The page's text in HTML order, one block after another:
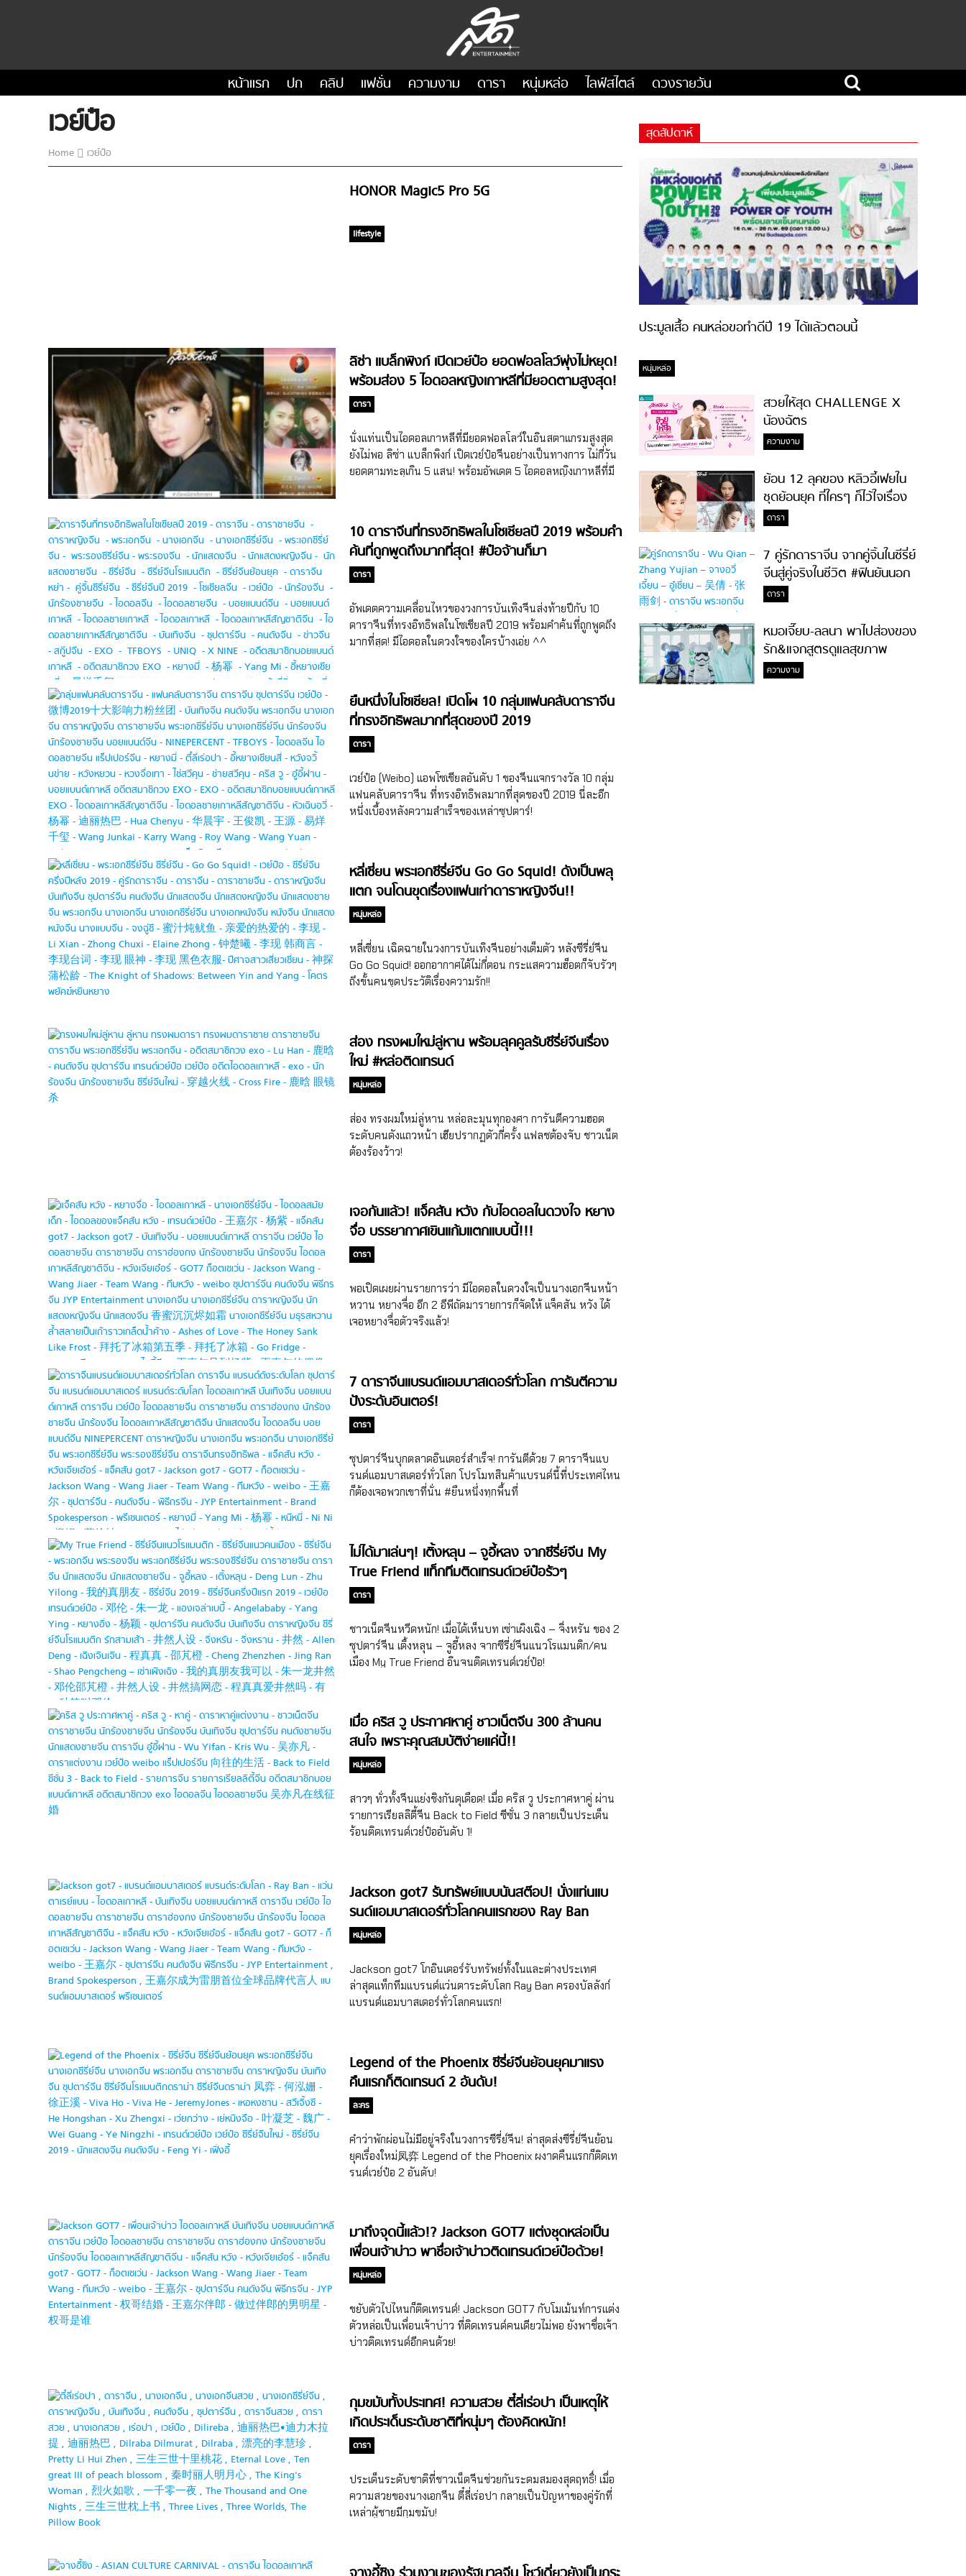
หน้าแรก ปก คลิป แฟชั่น ความงาม ดารา หนุ่มหล่อ ไลฟ์สไตล์ ดวงรายวัน
เวย์ป๋อ
Home เวย์ป๋อ
HONOR Magic5 Pro 5G
lifestyle
ลิซ่า แบล็กพิงก์ เปิดเวย์ป๋อ ยอดฟอลโลว์พุ่งไม่หยุด!
พร้อมส่อง 5 ไอดอลหญิงเกาหลีที่มียอดตามสูงสุด!
ดารา
นั่งแท่นเป็นไอดอลเกาหลีที่มียอดฟอลโลว์ในอินสตาแกรมสูงสุด
ยังไม่พอ ลิซ่า แบล็กพิงก์ เปิดเวย์ป๋อจีนอย่างเป็นทางการ ไม่กี่วัน
ยอดตามทะลุเกิน 5 แสน! พร้อมอัพเดต 5 ไอดอลหญิงเกาหลีที่มี
10 ดาราจีนที่ทรงอิทธิพลในโซเชียลปี 2019 พร้อมคำ
ค้นที่ถูกพูดถึงมากที่สุด! #ป๋อจ้านก็มา
ดารา
อัพเดตความเคลื่อนไหวของวงการบันเทิงจีนส่งท้ายปีกับ 10
ดาราจีนที่ทรงอิทธิพลในโซเชียลปี 2019 พร้อมคำค้นที่ถูกพูดถึง
มากที่สุด! มีไอดอลในดวงใจของใครบ้างเอ่ย ^^
ยืนหนึ่งในโซเชียล! เปิดโผ 10 กลุ่มแฟนคลับดาราจีน
ที่ทรงอิทธิพลมากที่สุดของปี 2019
ดารา
เวย์ป๋อ (Weibo) แอพโซเชียลอันดับ 1 ของจีนแจกรางวัล 10 กลุ่ม
แฟนคลับดาราจีน ที่ทรงอิทธิพลมากที่สุดของปี 2019 นี่ละอีก
หนึ่งเบื้องหลังความสำเร็จของเหล่าซุปตาร์!
หลี่เซี่ยน พระเอกซีรี่ย์จีน Go Go Squid! ดังเป็นพลุ
แตก จนโดนขุดเรื่องแฟนเก่าดาราหญิงจีน!!
หนุ่มหล่อ
หลี่เซี่ยน เฉิดฉายในวงการบันเทิงจีนอย่างเต็มตัว หลังซีรี่ย์จีน
Go Go Squid! ออกอากาศได้ไม่กี่ตอน กระแสความฮ็อตก็จับรัวๆ
ถึงขั้นคนขุดประวัติเรื่องความรัก!!
ส่อง ทรงผมใหม่ลู่หาน พร้อมลุคคูลรับซีรี่ย์จีนเรื่อง
ใหม่ #หล่อติดเทรนด์
หนุ่มหล่อ
ส่อง ทรงผมใหม่ลู่หาน หล่อละมุนทุกองศา การันตีความฮอต
ระดับคนดังแถวหน้า เฮียปรากฏตัวกี่ครั้ง แฟลชต้องจับ ชาวเน็ต
ต้องร้องว้าว!
เจอกันแล้ว! แจ็คสัน หวัง กับไอดอลในดวงใจ หยาง
จื่อ บรรยากาศเขินแก้มแตกแบบนี้!!!
ดารา
พอเปิดเผยผ่านรายการว่า มีไอดอลในดวงใจเป็นนางเอกจีนหน้า
หวาน หยางจื่อ อีก 2 อีพีถัดมารายการก็จัดให้ แจ็คสัน หวัง ได้
เจอหยางจื่อตัวจริงแล้ว!
7 ดาราจีนแบรนด์แอมบาสเดอร์ทั่วโลก การันตีความ
ปังระดับอินเตอร์!
ดารา
ซุปตาร์จีนบุกตลาดอินเตอร์สำเร็จ! การันตีด้วย 7 ดาราจีนแบ
รนด์แอมบาสเดอร์ทั่วโลก โปรโมทสินค้าแบรนด์นี้ที่ประเทศไหน
ก็ต้องเจอพวกเขาที่นั่น #ยืนหนึ่งทุกพื้นที่
ไม่ได้มาเล่นๆ! เติ้งหลุน – จูอี้หลง จากซีรี่ย์จีน My
True Friend แท็กทีมติดเทรนด์เวย์ป๋อรัวๆ
ดารา
ชาวเน็ตจีนหวีดหนัก! เมื่อได้เห็นบท เซ่าเผิงเฉิง – จิ่งหรัน ของ 2
ซุปตาร์จีน เติ้งหลุน – จูอี้หลง จากซีรี่ย์จีนแนวโรแมนติก/คน
เมือง My True Friend อินจนติดเทรนด์เวย์ป๋อ!
เมื่อ คริส วู ประกาศหาคู่ ชาวเน็ตจีน 300 ล้านคน
สนใจ เพราะคุณสมบัติง่ายแค่นี้!!
หนุ่มหล่อ
สาวๆ ทั่วทั้งจีนแย่งชิงกันดุเดือด! เมื่อ คริส วู ประกาศหาคู่ ผ่าน
รายการเรียลลิตี้จีน Back to Field ซีซั่น 3 กลายเป็นประเด็น
ร้อนติดเทรนด์เวย์ป๋ออันดับ 1!
Jackson got7 รับทรัพย์แบบนันสต๊อป! นั่งแท่นแบ
รนด์แอมบาสเดอร์ทั่วโลกคนแรกของ Ray Ban
หนุ่มหล่อ
Jackson got7 โกอินเตอร์รับทรัพย์ทั้งในและต่างประเทศ
ล่าสุดแท็กทีมแบรนด์แว่นตาระดับโลก Ray Ban ครองบัลลังก์
แบรนด์แอมบาสเดอร์ทั่วโลกคนแรก!
Legend of the Phoenix ซีรี่ย์จีนย้อนยุคมาแรง
คืนแรกก็ติดเทรนด์ 2 อันดับ!
ละคร
คำว่าพักผ่อนไม่มีอยู่จริงในวงการซีรี่ย์จีน! ล่าสุดส่งซีรี่ย์จีนย้อน
ยุคเรื่องใหม่凤弈 Legend of the Phoenix ผงาดคืนแรกก็ติดเท
รนด์เวย์ป๋อ 2 อันดับ!
มาถึงจุดนี้แล้ว!? Jackson GOT7 แต่งชุดหล่อเป็น
เพื่อนเจ้าบ่าว พาชื่อเจ้าบ่าวติดเทรนด์เวย์ป๋อด้วย!
หนุ่มหล่อ
ขยับตัวไปไหนก็ติดเทรนด์! Jackson GOT7 กับโมเม้นท์การแต่ง
ตัวหล่อเป็นเพื่อนเจ้าบ่าว ที่ติดเทรนด์คนเดียวไม่พอ ยังพาชื่อเจ้า
บ่าวติดเทรนด์อีกคนด้วย!
กุมขมับทั้งประเทศ! ความสวย ตี๋ลี่เร่อปา เป็นเหตุให้
เกิดประเด็นระดับชาติที่หนุ่มๆ ต้องคิดหนัก!
ดารา
ประเด็นระดับชาติที่ชาวเน็ตจีนช่วยกันระดมสมองสุดฤทธิ์! เมื่อ
ความสวยของนางเอกจีน ตี๋ลี่เร่อปา กลายเป็นปัญหาของคู่รักที่
เหล่าผู้ชายมีกุมขมับ!
สุดสัปดาห์
ประมูลเสื้อ คนหล่อขอทำดีปี 19 ได้แล้วตอนนี้
หนุ่มหล่อ
สวยให้สุด CHALLENGE X
น้องฉัตร
ความงาม
ย้อน 12 ลุคของ หลิวอี้เฟยใน
ชุดย้อนยุค ที่ใครๆ ก็ไว้ใจเรื่อง
ความสวย!
ดารา
7 คู่รักดาราจีน จากคู่จิ้นในซีรี่ย์
จีนสู่คู่จริงในชีวิต #ฟินยันนอก
จอ
ดารา
หมอเจี๊ยบ-ลลนา พาไปส่องของ
รัก&แจกสูตรดูแลสุขภาพ
#ล้างจมูกไม่ยากจะสอนให้
ความงาม